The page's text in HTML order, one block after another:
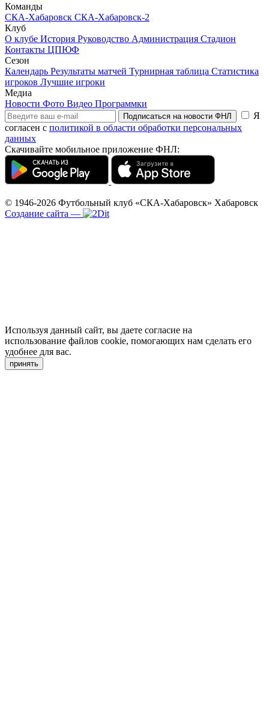
Команды
СКА-Хабаровск СКА-Хабаровск-2
Клуб
О клубе История Руководство Администрация Стадион
Контакты ЦПЮФ
Сезон
Календарь Результаты матчей Турнирная таблица Статистика
игроков Лучшие игроки
Медиа
Новости Фото Видео Программки
Подписаться на новости ФНЛ
Я
согласен с политикой в области обработки персональных
данных
Скачивайте мобильное приложение ФНЛ:
© 1946-2026 Футбольный клуб «СКА-Хабаровск» Хабаровск
Создание сайта —
Используя данный сайт, вы даете согласие на
использование файлов cookie, помогающих нам сделать его
удобнее для вас.
принять